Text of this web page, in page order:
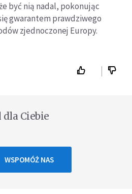
być nią nadal, pokonując
gwarantem prawdziwego
zjednoczonej Europy.
Ciebie
WSPOMÓŻ NAS